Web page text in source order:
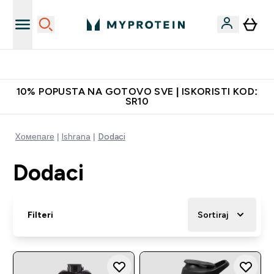
10% POPUSTA NA GOTOVO SVE | ISKORISTI KOD:
SR10
Xомепаге Ishrana Dodaci
Dodaci
Filteri Sortiraj